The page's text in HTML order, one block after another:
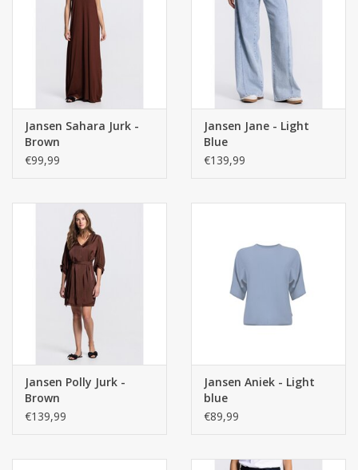
Jansen Sahara Jurk -
Brown
€99,99
Jansen Jane - Light
Blue
€139,99
Jansen Polly Jurk -
Brown
€139,99
Jansen Aniek - Light
blue
€89,99